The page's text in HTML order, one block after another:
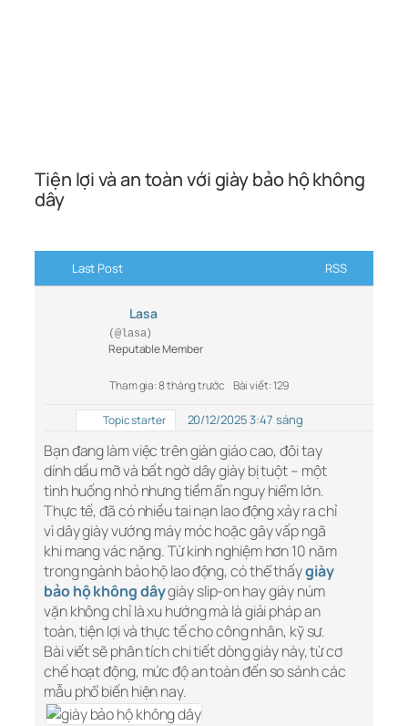
Tiện lợi và an toàn với giày bảo hộ không
dây
Last Post RSS
Lasa
(@lasa)
Reputable Member
Tham gia: 8 tháng trước Bài viết: 129
Topic starter 20/12/2025 3:47 sáng
Bạn đang làm việc trên giàn giáo cao, đôi tay
dính dầu mỡ và bất ngờ dây giày bị tuột – một
tình huống nhỏ nhưng tiềm ẩn nguy hiểm lớn.
Thực tế, đã có nhiều tai nạn lao động xảy ra chỉ
vì dây giày vướng máy móc hoặc gây vấp ngã
khi mang vác nặng. Từ kinh nghiệm hơn 10 năm
trong ngành bảo hộ lao động, có thể thấygiày
bảo hộ không dâygiày slip-on hay giày núm
vặn không chỉ là xu hướng mà là giải pháp an
toàn, tiện lợi và thực tế cho công nhân, kỹ sư.
Bài viết sẽ phân tích chi tiết dòng giày này, từ cơ
chế hoạt động, mức độ an toàn đến so sánh các
mẫu phổ biến hiện nay.